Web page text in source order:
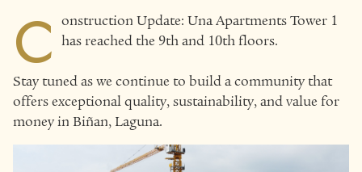
C onstruction Update: Una Apartments Tower 1
has reached the 9th and 10th floors.
Stay tuned as we continue to build a community that
offers exceptional quality, sustainability, and value for
money in Biñan, Laguna.